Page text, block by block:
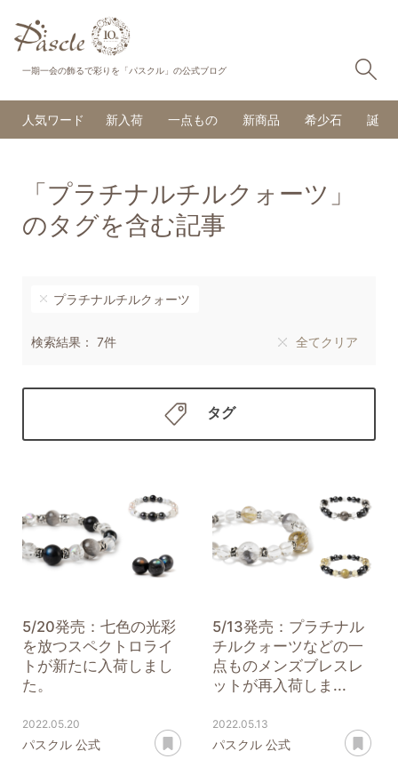
一期一会の飾るで彩りを「パスクル」の公式ブログ
人気ワード 新入荷 一点もの 新商品 希少石 誕生
「プラチナルチルクォーツ」
のタグを含む記事
プラチナルチルクォーツ
検索結果： 7件 全てクリア
タグ
5/20発売：七色の光彩
を放つスペクトロライ
トが新たに入荷しまし
た。
2022.05.20
パスクル 公式
あとで読む
5/13発売：プラチナル
チルクォーツなどの一
点ものメンズブレスレ
ットが再入荷しま...
2022.05.13
パスクル 公式